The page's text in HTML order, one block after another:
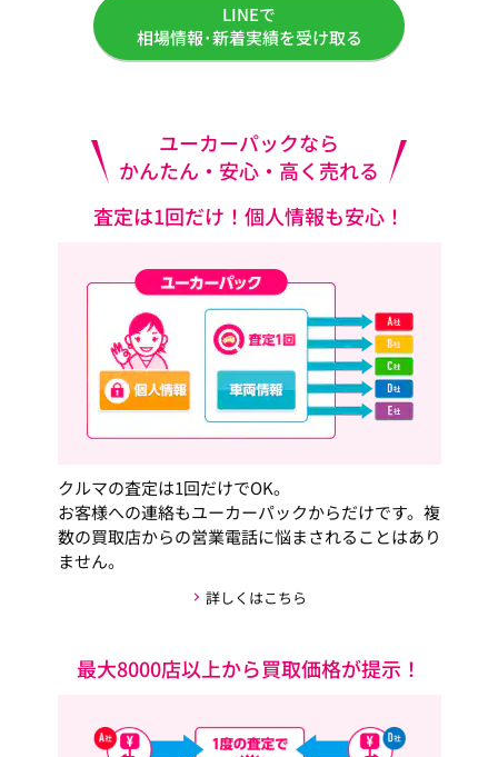
LINEで
相場情報･新着実績を受け取る
ユーカーパックなら
かんたん・安心・高く売れる
査定は1回だけ！個人情報も安心！
クルマの査定は1回だけでOK。
お客様への連絡もユーカーパックからだけです。複
数の買取店からの営業電話に悩まされることはあり
ません。
詳しくはこちら
最大8000店以上から買取価格が提示！